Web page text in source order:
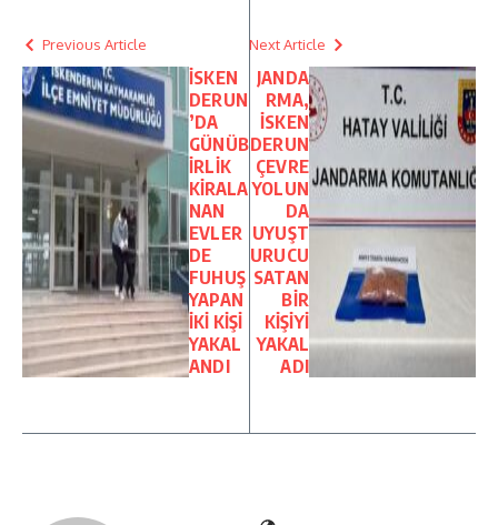
Previous Article
İSKEN
DERUN
’DA
GÜNÜB
İRLİK
KİRALA
NAN
EVLER
DE
FUHUŞ
YAPAN
İKİ KİŞİ
YAKAL
ANDI
Next Article
JANDA
RMA,
İSKEN
DERUN
ÇEVRE
YOLUN
DA
UYUŞT
URUCU
SATAN
BİR
KİŞİYİ
YAKAL
ADI